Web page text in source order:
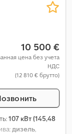
10 500 €
цена без учета
НДС
(12 810 € брутто)
107 кВт (145,48
дизель